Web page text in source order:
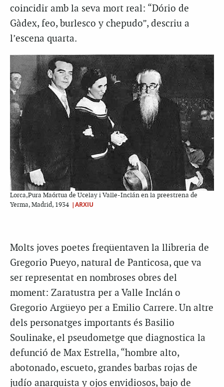
coincidir amb la seva mort real: “Dório de
Gàdex, feo, burlesco y chepudo”, descriu a
l’escena quarta.
Lorca,Pura Maórtua de Ucelay i Valle-Inclán en la preestrena de
Yerma, Madrid, 1934 |ARXIU
Molts joves poetes freqüentaven la llibreria de
Gregorio Pueyo, natural de Panticosa, que va
ser representat en nombroses obres del
moment: Zaratustra per a Valle Inclán o
Gregorio Argüeyo per a Emilio Carrere. Un altre
dels personatges importants és Basilio
Soulinake, el pseudometge que diagnostica la
defunció de Max Estrella, “hombre alto,
abotonado, escueto, grandes barbas rojas de
judío anarquista y ojos envidiosos, bajo de